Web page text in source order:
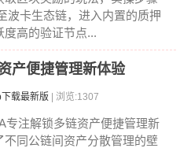
波卡生态链，进入内置的质押
高的验证节点...
产便捷管理新体验
载最新版 | 浏览:1307
专注解锁多链资产便捷管理新
不同公链间资产分散管理的壁